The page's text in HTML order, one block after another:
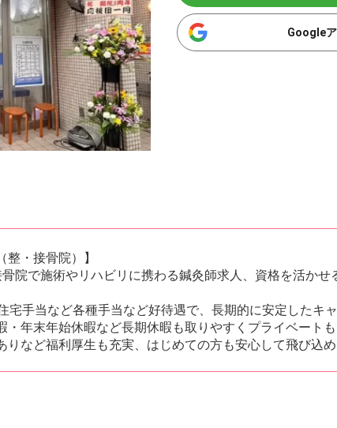
Google
・接骨院）】
院で施術やリハビリに携わる鍼灸師求人、資格を活か
宅手当など各種手当など好待遇で、長期的に安定したキ
・年末年始休暇など長期休暇も取りやすくプライベート
りなど福利厚生も充実、はじめての方も安心して飛び込